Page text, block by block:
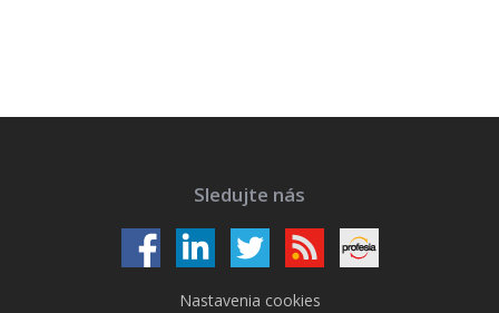
Sledujte nás
Nastavenia cookies